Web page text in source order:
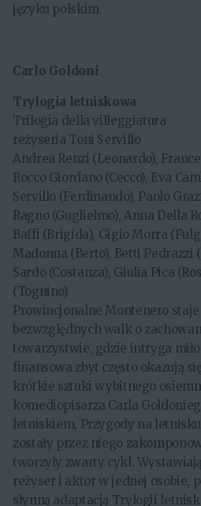
języku polskim.
Carlo Goldoni
Trylogia letniskowa
Trilogia della villeggiatura
reżyseria Toni Servillo
Andrea Renzi (Leonardo),
Rocco Giordano (Cecco), Eva
Servillo (Ferdinando), Paolo
Ragno (Guglielmo), Anna Della
Baffi (Brigida), Gigio Morra
Madonna (Berto), Betti Pedrazzi
Sardo (Costanza), Giulia Pica
(Tognino)
Prowincjonalne Montenero staje
bezwzględnych walk o
towarzystwie, gdzie intryga
finansowa zbyt często okazują
krótkie sztuki wybitnego
komediopisarza Carla
letniskiem, Przygody na
zostały przez niego
tworzyły zwarty cykl.
reżyser i aktor w jednej osobie,
słynną adaptacją Trylogii